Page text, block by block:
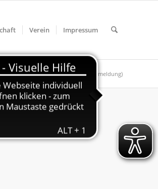
Verein Impressum
/ 6. Hallencup für F-Junioren (Anmeldung)